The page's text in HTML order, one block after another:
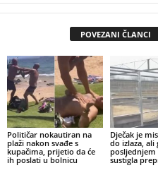
POVEZANI ČLANCI
Političar nokautiran na
plaži nakon svađe s
kupačima, prijetio da će
ih poslati u bolnicu
Dječak je
do izlaza, ali
sustigla